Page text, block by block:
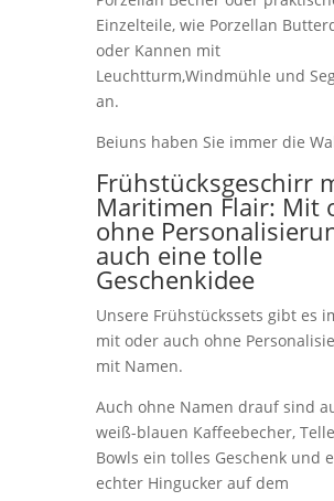
Einzelteile, wie Porzellan
oder Kannen mit
Leuchtturm,Windmühle und
an.
Beiuns haben Sie immer die
Frühstücksgeschirr
Maritimen Flair: Mit
ohne
auch eine tolle
Geschenkidee
Unsere Frühstückssets gibt es
mit oder auch ohne
mit Namen.
Auch ohne Namen drauf sind
weiß-blauen Kaffeebecher,
Bowls ein tolles Geschenk und
echter Hingucker auf dem